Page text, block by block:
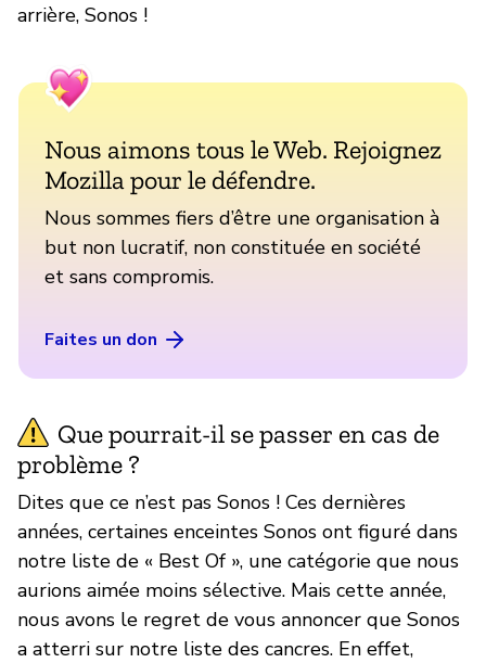
arrière, Sonos !
Nous aimons tous le Web. Rejoignez
Mozilla pour le défendre.
Nous sommes fiers d’être une organisation à
but non lucratif, non constituée en société
et sans compromis.
Faites un don
Que pourrait-il se passer en cas de
problème ?
Dites que ce n’est pas Sonos ! Ces dernières
années, certaines enceintes Sonos ont figuré dans
notre liste de « Best Of », une catégorie que nous
aurions aimée moins sélective. Mais cette année,
nous avons le regret de vous annoncer que Sonos
a atterri sur notre liste des cancres. En effet,